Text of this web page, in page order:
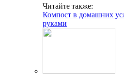
Читайте также:
Компост в домашних
руками